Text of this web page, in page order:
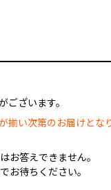
ございます。
揃い次第のお届けとな
お答えできません。
お待ちください。